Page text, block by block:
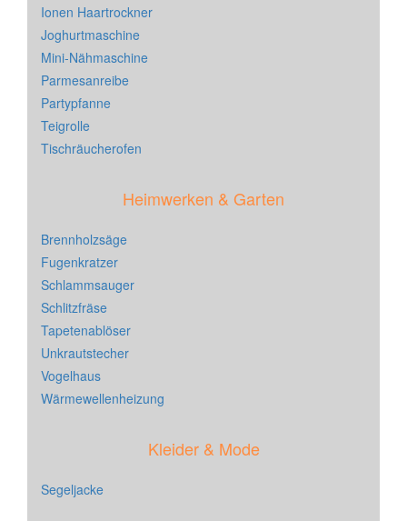
Ionen Haartrockner
Joghurtmaschine
Mini-Nähmaschine
Parmesanreibe
Partypfanne
Teigrolle
Tischräucherofen
Heimwerken & Garten
Brennholzsäge
Fugenkratzer
Schlammsauger
Schlitzfräse
Tapetenablöser
Unkrautstecher
Vogelhaus
Wärmewellenheizung
Kleider & Mode
Segeljacke